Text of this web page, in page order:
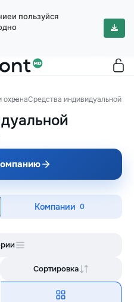
пользуйся
охранаСредства индивидуальной
Компании 0
Сортировка